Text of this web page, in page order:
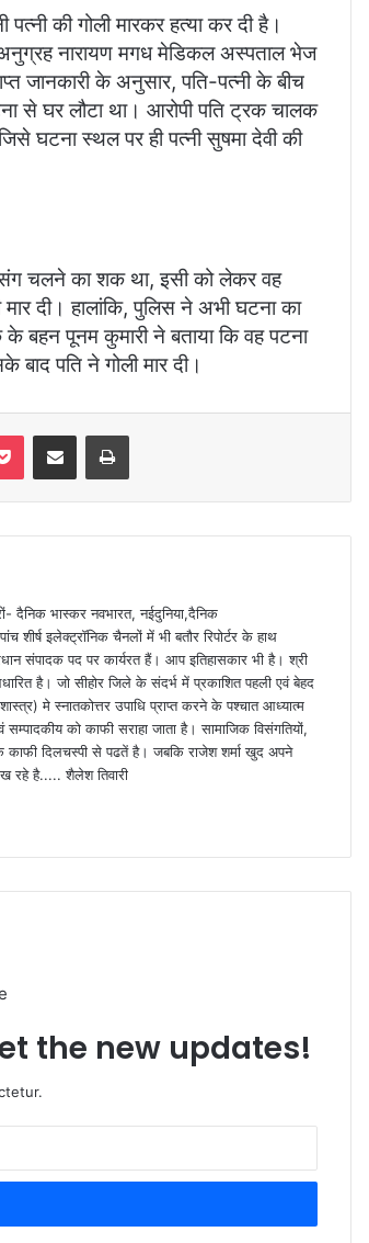
की गोली मारकर हत्या कर दी है।
अनुग्रह नारायण मगध मेडिकल अस्पताल भेज
जानकारी के अनुसार, पति-पत्नी के बीच
से घर लौटा था। आरोपी पति ट्रक चालक
घटना स्थल पर ही पत्नी सुषमा देवी की
चलने का शक था, इसी को लेकर वह
दी। हालांकि, पुलिस ने अभी घटना का
बहन पूनम कुमारी ने बताया कि वह पटना
पति ने गोली मार दी।
दैनिक भास्कर नवभारत, नईदुनिया,दैनिक
शीर्ष इलेक्ट्रॉनिक चैनलों में भी बतौर रिपोर्टर के हाथ
संपादक पद पर कार्यरत हैं। आप इतिहासकार भी है। श्री
है। जो सीहोर जिले के संदर्भ में प्रकाशित पहली एवं बेहद
मे स्नातकोत्तर उपाधि प्राप्त करने के पश्चात आध्यात्म
को काफी सराहा जाता है। सामाजिक विसंगतियों,
काफी दिलचस्पी से पढतें है। जबकि राजेश शर्मा खुद अपने
रहे है..... शैलेश तिवारी
the new updates!